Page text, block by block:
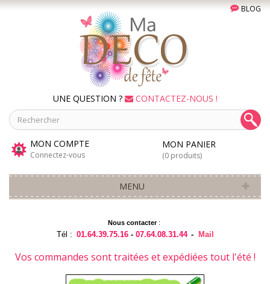
BLOG
UNE QUESTION ? CONTACTEZ-NOUS !
MON COMPTE
Connectez-vous
MON PANIER
(0 produits)
MENU
Nous contacter:
Tél : 01.64.39.75.16 -07.64.08.31.44 - Mail
Vos commandes sont traitées et expédiées tout l'été !